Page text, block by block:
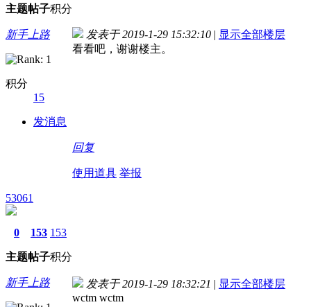
主题帖子积分
新手上路
积分
15
发消息
发表于 2019-1-29 15:32:10 | 显示全部楼层
看看吧，谢谢楼主。
回复
使用道具 举报
53061
0
主题
153
帖子
153
积分
新手上路 发表于 2019-1-29 18:32:21 | 显示全部楼层
wctm wctm